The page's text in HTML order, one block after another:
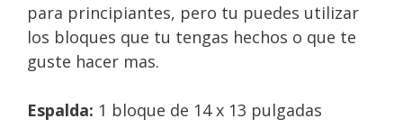
para principiantes, pero tu puedes utilizar
los bloques que tu tengas hechos o que te
guste hacer mas.
Espalda: 1 bloque de 14 x 13 pulgadas